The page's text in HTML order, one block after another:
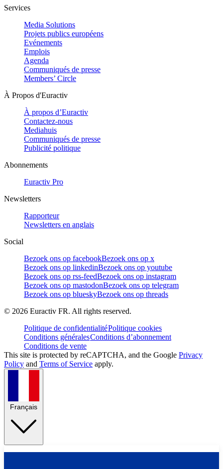
Services
Media Solutions
Projets publics européens
Evénements
Emplois
Agenda
Communiqués de presse
Members’ Circle
À Propos d'Euractiv
À propos d’Euractiv
Contactez-nous
Mediahuis
Communiqués de presse
Publicité politique
Abonnements
Euractiv Pro
Newsletters
Rapporteur
Newsletters en anglais
Social
Bezoek ons op facebookBezoek ons op x
Bezoek ons op linkedinBezoek ons op youtube
Bezoek ons op rss-feedBezoek ons op instagram
Bezoek ons op mastodonBezoek ons op telegram
Bezoek ons op blueskyBezoek ons op threads
© 2026 Euractiv FR. All rights reserved.
Politique de confidentialitéPolitique cookies
Conditions généralesConditions d’abonnement
Conditions de vente
This site is protected by reCAPTCHA, and the Google Privacy
Policy and Terms of Service apply.
Français